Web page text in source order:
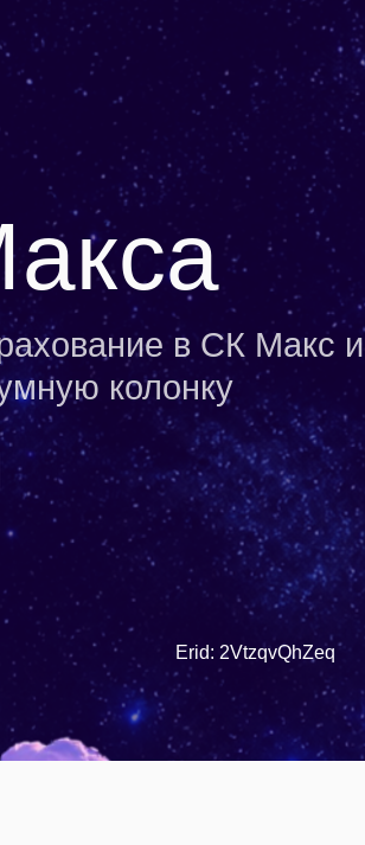
в СК Макс и
колонку
Erid: 2VtzqvQhZeq